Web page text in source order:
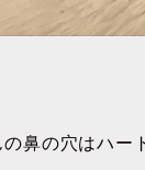
の鼻の穴はハ